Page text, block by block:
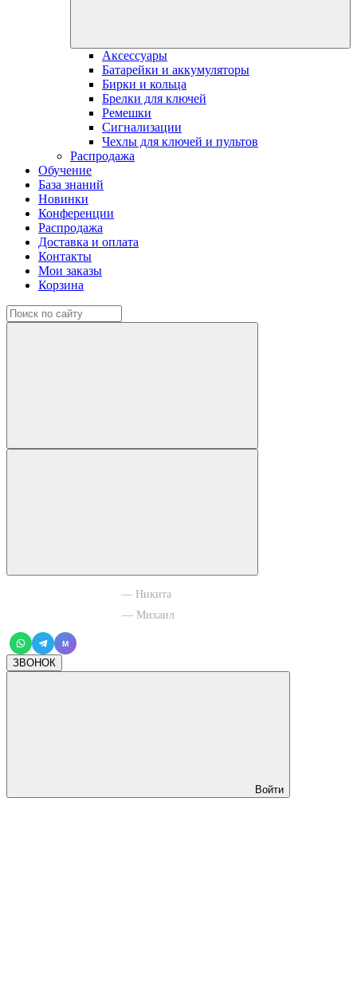
Аксессуары
Батарейки и аккумуляторы
Бирки и кольца
Брелки для ключей
Ремешки
Сигнализации
Чехлы для ключей и пультов
Распродажа
Обучение
База знаний
Новинки
Конференции
Распродажа
Доставка и оплата
Контакты
Мои заказы
Корзина
— Никита
— Михаил
M
ЗВОНОК
Войти